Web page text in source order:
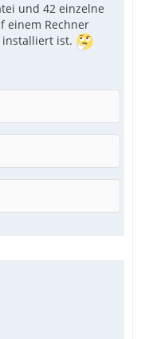
und 42 einzelne
einem Rechner
installiert ist.